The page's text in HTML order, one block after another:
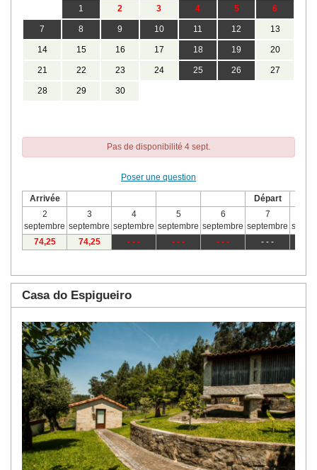
1 2 3 4 5 6
7 8 9 10 11 12 13
14 15 16 17 18 19 20
21 22 23 24 25 26 27
28 29 30
Pas de disponibilité 4 sept.
Poser une question
Arrivée
Départ
2
septembre
3
septembre
4
septembre
5
septembre
6
septembre
7
septembre
74,25 74,25 - - - - - - - - - - - -
Casa do Espigueiro